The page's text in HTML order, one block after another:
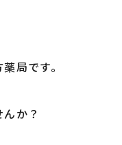
局です。
か？